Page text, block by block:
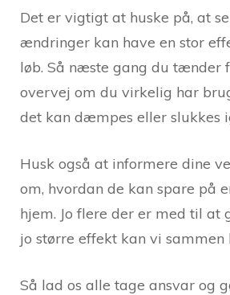
Det er vigtigt at huske på, at
ændringer kan have en stor
løb. Så næste gang du tænder
overvej om du virkelig har
det kan dæmpes eller slukkes
Husk også at informere dine
om, hvordan de kan spare på
hjem. Jo flere der er med til at
jo større effekt kan vi sammen
Så lad os alle tage ansvar og